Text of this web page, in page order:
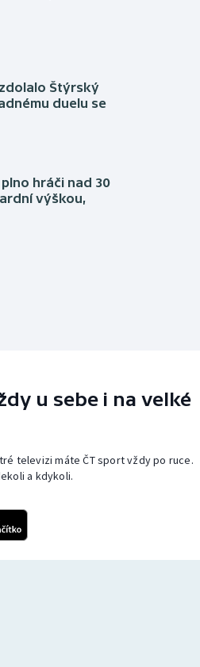
Štýrský
duelu se
hráči nad 30
výškou,
u sebe i na velké
televizi máte ČT sport vždy po ruce.
a kdykoli.